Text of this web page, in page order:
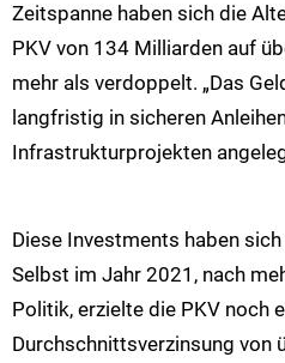
Zeitspanne haben sich die
PKV von 134 Milliarden auf
mehr als verdoppelt. „Das
langfristig in sicheren
Infrastrukturprojekten
Diese Investments haben
Selbst im Jahr 2021, nach
Politik, erzielte die PKV noch
Durchschnittsverzinsung von